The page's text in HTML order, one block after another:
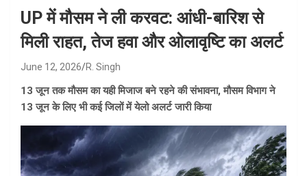
UP में मौसम ने ली करवट: आंधी-बारिश से
मिली राहत, तेज हवा और ओलावृष्टि का अलर्ट
June 12, 2026 R. Singh
13 जून तक मौसम का यही मिजाज बने रहने की संभावना, मौसम विभाग ने
13 जून के लिए भी कई जिलों में येलो अलर्ट जारी किया